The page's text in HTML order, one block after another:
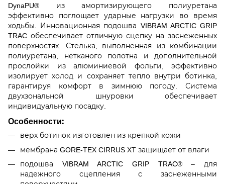
DynaPU® из амортизирующего полиуретана
эффективно поглощает ударные нагрузки во время
ходьбы. Инновационная подошва VIBRAM ARCTIC GRIP
TRAC обеспечивает отличную сцепку на заснеженных
поверхностях. Стелька, выполненная из комбинации
полиуретана, нетканого полотна и дополнительной
прослойки из алюминиевой фольги, эффективно
изолирует холод и сохраняет тепло внутри ботинка,
гарантируя комфорт в зимнюю погоду. Система
двухзональной шнуровки обеспечивает
индивидуальную посадку.
Особенности:
верх ботинок изготовлен из крепкой кожи
мембрана GORE-TEX CIRRUS XT защищает от влаги
подошва VIBRAM ARCTIC GRIP TRAC® – для
надежного сцепления с заснеженными